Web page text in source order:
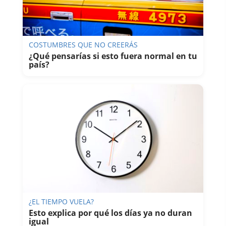
COSTUMBRES QUE NO CREERÁS
¿Qué pensarías si esto fuera normal en tu
país?
¿EL TIEMPO VUELA?
Esto explica por qué los días ya no duran
igual